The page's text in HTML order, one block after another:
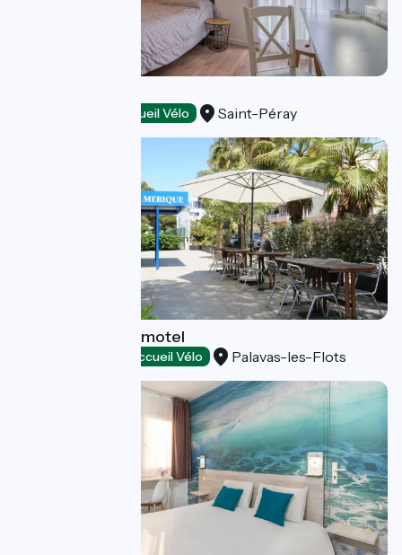
Accueil Vélo Saint-Péray
Amérique Hôtel-motel
Accueil Vélo Palavas-les-Flots